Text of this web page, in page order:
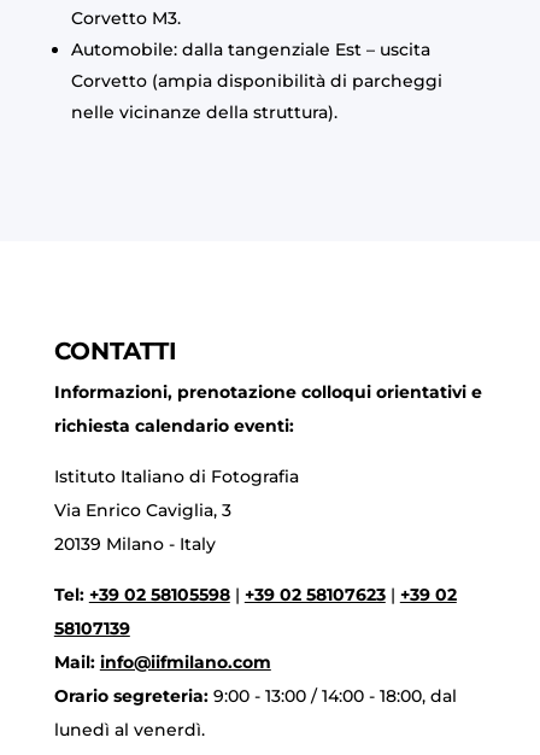
Corvetto M3.
Automobile: dalla tangenziale Est – uscita
Corvetto (ampia disponibilità di parcheggi
nelle vicinanze della struttura).
CONTATTI
Informazioni, prenotazione colloqui orientativi e
richiesta calendario eventi:
Istituto Italiano di Fotografia
Via Enrico Caviglia, 3
20139 Milano - Italy
Tel: +39 02 58105598| +39 02 58107623| +39 02
58107139
Mail: info@iifmilano.com
Orario segreteria: 9:00 - 13:00 / 14:00 - 18:00, dal
lunedì al venerdì.